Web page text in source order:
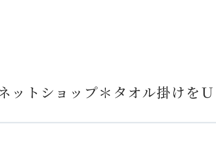
トショップ＊タオル掛けを